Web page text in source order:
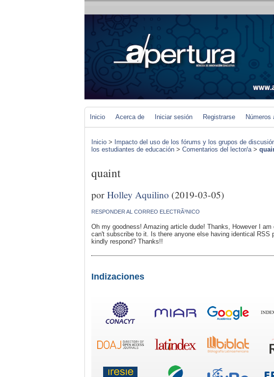
Inicio Acerca de Iniciar sesión Registrarse Números
Inicio > Impacto del uso de los fórums y los grupos de
los estudiantes de educación > Comentarios del lector/a>
quaint
porHolley Aquilino (2019-03-05)
RESPONDER AL CORREO ELECTRÃ³NICO
Oh my goodness! Amazing article dude! Thanks, However I
can't subscribe to it. Is there anyone else having identical
kindly respond? Thanks!!
Indizaciones